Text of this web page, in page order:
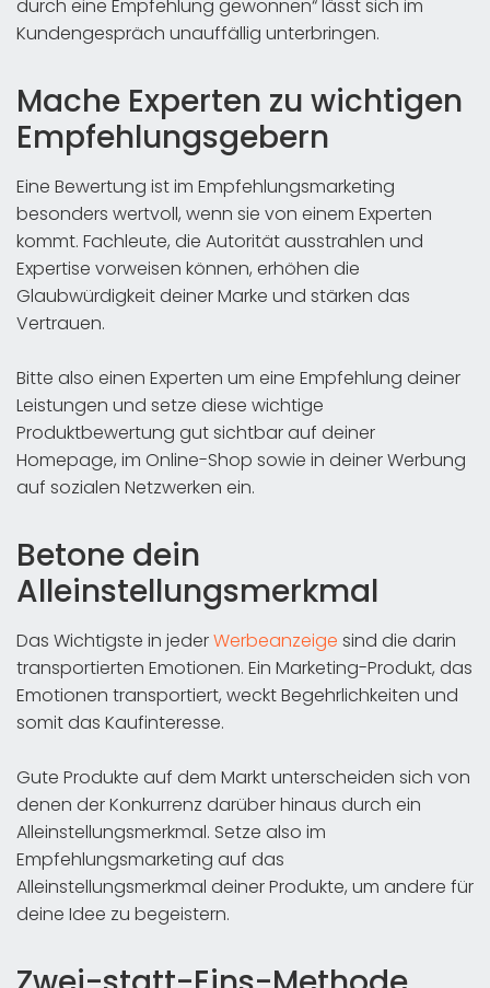
durch eine Empfehlung gewonnen“ lässt sich im
Kundengespräch unauffällig unterbringen.
Mache Experten zu wichtigen
Empfehlungsgebern
Eine Bewertung ist im Empfehlungsmarketing
besonders wertvoll, wenn sie von einem Experten
kommt. Fachleute, die Autorität ausstrahlen und
Expertise vorweisen können, erhöhen die
Glaubwürdigkeit deiner Marke und stärken das
Vertrauen.
Bitte also einen Experten um eine Empfehlung deiner
Leistungen und setze diese wichtige
Produktbewertung gut sichtbar auf deiner
Homepage, im Online-Shop sowie in deiner Werbung
auf sozialen Netzwerken ein.
Betone dein
Alleinstellungsmerkmal
Das Wichtigste in jederWerbeanzeige sind die darin
transportierten Emotionen. Ein Marketing-Produkt, das
Emotionen transportiert, weckt Begehrlichkeiten und
somit das Kaufinteresse.
Gute Produkte auf dem Markt unterscheiden sich von
denen der Konkurrenz darüber hinaus durch ein
Alleinstellungsmerkmal. Setze also im
Empfehlungsmarketing auf das
Alleinstellungsmerkmal deiner Produkte, um andere für
deine Idee zu begeistern.